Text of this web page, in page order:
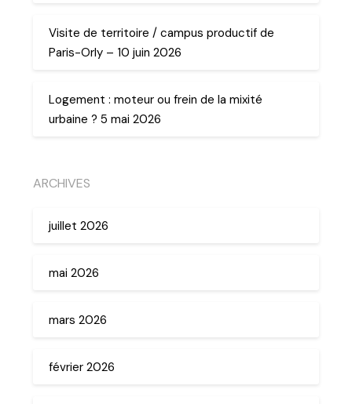
Visite de territoire / campus productif de
Paris-Orly – 10 juin 2026
Logement : moteur ou frein de la mixité
urbaine ? 5 mai 2026
ARCHIVES
juillet 2026
mai 2026
mars 2026
février 2026